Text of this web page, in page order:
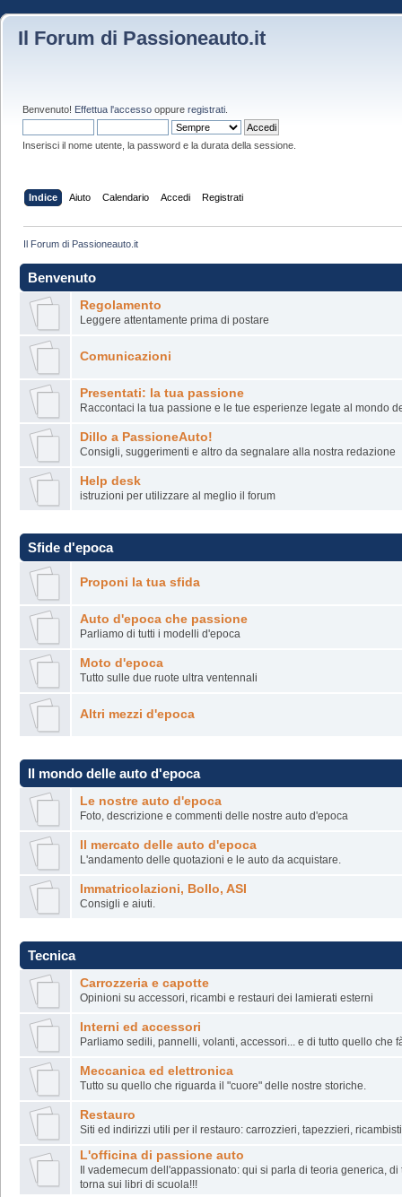
Il Forum di Passioneauto.it
Benvenuto! Effettua l'accesso oppure registrati
Inserisci il nome utente, la password e la durata della sessione.
Indice Aiuto Calendario Accedi Registrati
Il Forum di Passioneauto.it
Benvenuto
Regolamento
Leggere attentamente prima di postare
Comunicazioni
Presentati: la tua passione
Raccontaci la tua passione e le tue esperienze legate al mondo
Dillo a PassioneAuto!
Consigli, suggerimenti e altro da segnalare alla nostra redazione
Help desk
istruzioni per utilizzare al meglio il forum
Sfide d'epoca
Proponi la tua sfida
Auto d'epoca che passione
Parliamo di tutti i modelli d'epoca
Moto d'epoca
Tutto sulle due ruote ultra ventennali
Altri mezzi d'epoca
Il mondo delle auto d'epoca
Le nostre auto d'epoca
Foto, descrizione e commenti delle nostre auto d'epoca
Il mercato delle auto d'epoca
L'andamento delle quotazioni e le auto da acquistare.
Immatricolazioni, Bollo, ASI
Consigli e aiuti.
Tecnica
Carrozzeria e capotte
Opinioni su accessori, ricambi e restauri dei lamierati esterni
Interni ed accessori
Parliamo sedili, pannelli, volanti, accessori... e di tutto quello che
Meccanica ed elettronica
Tutto su quello che riguarda il "cuore" delle nostre storiche.
Restauro
Siti ed indirizzi utili per il restauro: carrozzieri, tapezzieri,
L'officina di passione auto
Il vademecum dell'appassionato: qui si parla di teoria generica, di
torna sui libri di scuola!!!